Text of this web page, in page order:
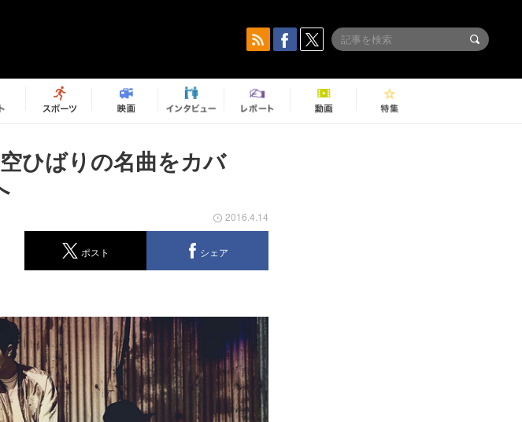
ひばりの名曲をカバ
2016.4.14
ポスト シェア